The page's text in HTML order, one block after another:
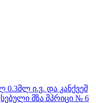
0.3მლ ი.ვ. და კანქვეშ
მზა შპრიცი № 6